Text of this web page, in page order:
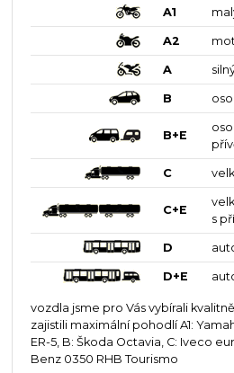
A1
A2
A
B
B+E
C
C+E
s
D
D+E
vozdla jsme pro Vás vybírali
zajistili maximální pohodlí A1:
ER-5, B: Škoda Octavia, C: Iveco
Benz 0350 RHB Tourismo